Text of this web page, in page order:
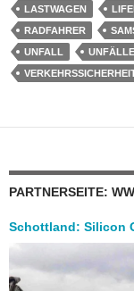
LASTWAGEN
RADFAHRER
UNFALL
UNFÄLLE
PARTNERSEITE:
Schottland: Silicon